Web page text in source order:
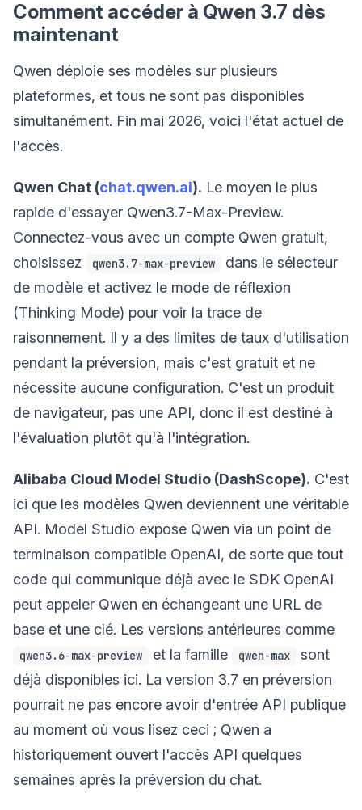
Comment accéder à Qwen 3.7 dès
maintenant
Qwen déploie ses modèles sur plusieurs
plateformes, et tous ne sont pas disponibles
simultanément. Fin mai 2026, voici l'état actuel de
l'accès.
Qwen Chat (chat.qwen.ai). Le moyen le plus
rapide d'essayer Qwen3.7-Max-Preview.
Connectez-vous avec un compte Qwen gratuit,
choisissez
qwen3.7-max-preview
dans le sélecteur
de modèle et activez le mode de réflexion
(Thinking Mode) pour voir la trace de
raisonnement. Il y a des limites de taux d'utilisation
pendant la préversion, mais c'est gratuit et ne
nécessite aucune configuration. C'est un produit
de navigateur, pas une API, donc il est destiné à
l'évaluation plutôt qu'à l'intégration.
Alibaba Cloud Model Studio (DashScope). C'est
ici que les modèles Qwen deviennent une véritable
API. Model Studio expose Qwen via un point de
terminaison compatible OpenAI, de sorte que tout
code qui communique déjà avec le SDK OpenAI
peut appeler Qwen en échangeant une URL de
base et une clé. Les versions antérieures comme
qwen3.6-max-preview et la famille qwen-max
sont
déjà disponibles ici. La version 3.7 en préversion
pourrait ne pas encore avoir d'entrée API publique
au moment où vous lisez ceci ; Qwen a
historiquement ouvert l'accès API quelques
semaines après la préversion du chat.